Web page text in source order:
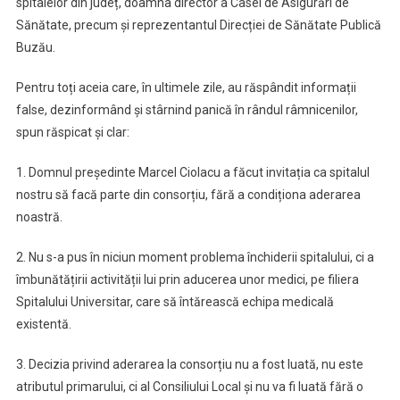
Sănătate, precum și reprezentantul Direcției de Sănătate Publică
Buzău.
Pentru toți aceia care, în ultimele zile, au răspândit informații
false, dezinformând și stârnind panică în rândul râmnicenilor,
spun răspicat și clar:
1. Domnul președinte Marcel Ciolacu a făcut invitația ca spitalul
nostru să facă parte din consorțiu, fără a condiționa aderarea
noastră.
2. Nu s-a pus în niciun moment problema închiderii spitalului, ci a
îmbunătățirii activității lui prin aducerea unor medici, pe filiera
Spitalului Universitar, care să întărească echipa medicală
existentă.
3. Decizia privind aderarea la consorțiu nu a fost luată, nu este
atributul primarului, ci al Consiliului Local și nu va fi luată fără o